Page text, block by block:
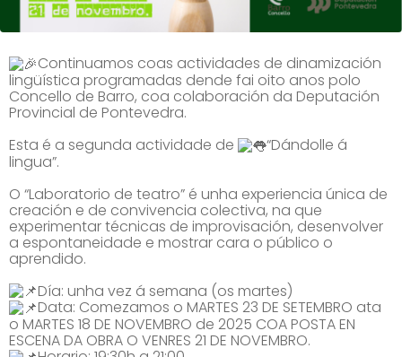
Continuamos coas actividades de dinamización
lingüística programadas dende fai oito anos polo
Concello de Barro, coa colaboración da Deputación
Provincial de Pontevedra.
Esta é a segunda actividade de
“Dándolle á
lingua”.
O “Laboratorio de teatro” é unha experiencia única de
creación e de convivencia colectiva, na que
experimentar técnicas de improvisación, desenvolver
a espontaneidade e mostrar cara o público o
aprendido.
Día: unha vez á semana (os martes)
Data: Comezamos o MARTES 23 DE SETEMBRO ata
o MARTES 18 DE NOVEMBRO de 2025 COA POSTA EN
ESCENA DA OBRA O VENRES 21 DE NOVEMBRO.